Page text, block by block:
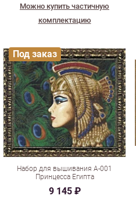
Можно купить частичную
комплектацию
Набор для вышивания А-001
Принцесса Египта
9 145 ₽
Под заказ